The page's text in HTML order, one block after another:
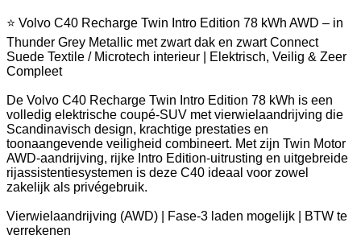
⭐ Volvo C40 Recharge Twin Intro Edition 78 kWh AWD – in
Thunder Grey Metallic met zwart dak en zwart Connect
Suede Textile / Microtech interieur | Elektrisch, Veilig & Zeer
Compleet
De Volvo C40 Recharge Twin Intro Edition 78 kWh is een
volledig elektrische coupé-SUV met vierwielaandrijving die
Scandinavisch design, krachtige prestaties en
toonaangevende veiligheid combineert. Met zijn Twin Motor
AWD-aandrijving, rijke Intro Edition-uitrusting en uitgebreide
rijassistentiesystemen is deze C40 ideaal voor zowel
zakelijk als privégebruik.
Vierwielaandrijving (AWD) | Fase-3 laden mogelijk | BTW te
verrekenen